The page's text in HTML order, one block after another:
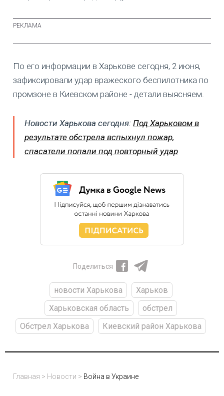
По его информации в Харькове сегодня, 2 июня,
зафиксировали удар вражеского беспилотника по
промзоне в Киевском районе - детали выясняем.
Новости Харькова сегодня: Под Харьковом в
результате обстрела вспыхнул пожар,
спасатели попали под повторный удар
Поделиться
новости Харькова
Харьков
Харьковская область
обстрел
Обстрел Харькова
Киевский район Харькова
Главная > Новости > Война в Украине